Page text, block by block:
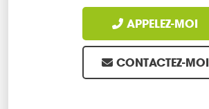
APPELEZ-MOI
CONTACTEZ-MOI